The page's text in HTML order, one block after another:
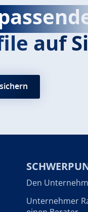
auf
Den
Unternehmer